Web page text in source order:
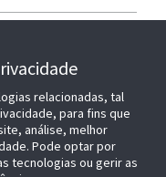
relacionadas, tal
para fins que
análise, melhor
Pode optar por
tecnologias ou gerir as